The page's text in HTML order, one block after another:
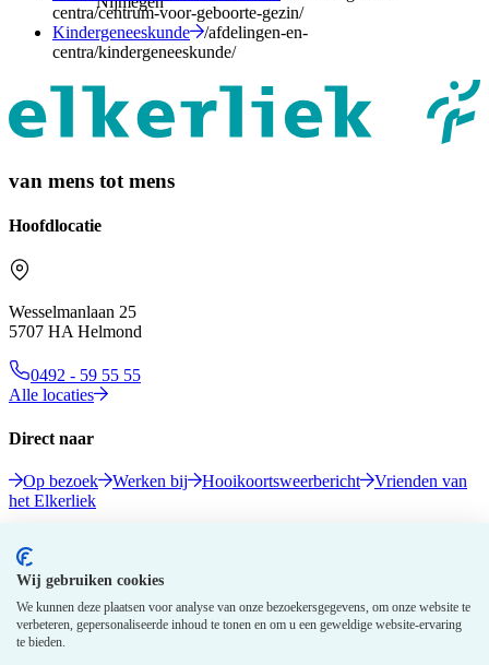
Wij gebruiken cookies
We kunnen deze plaatsen voor analyse van onze bezoekersgegevens, om onze website te
verbeteren, gepersonaliseerde inhoud te tonen en om u een geweldige website-ervaring
te bieden.
centra/centrum-voor-geboorte-gezin/
Kindergeneeskunde
/afdelingen-en-
centra/kindergeneeskunde/
van mens tot mens
Hoofdlocatie
Wesselmanlaan 25
5707 HA Helmond
0492 - 59 55 55
Alle locaties
Direct naar
Op bezoek Werken bij Hooikoortsweerbericht
Vrienden van
het Elkerliek
Volg ons